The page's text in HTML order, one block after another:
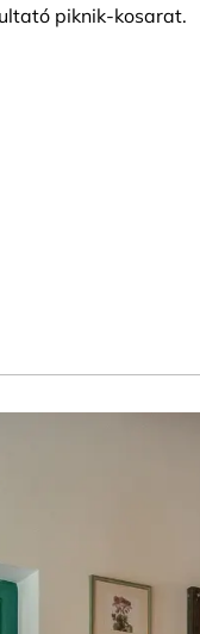
piknik-kosarat.